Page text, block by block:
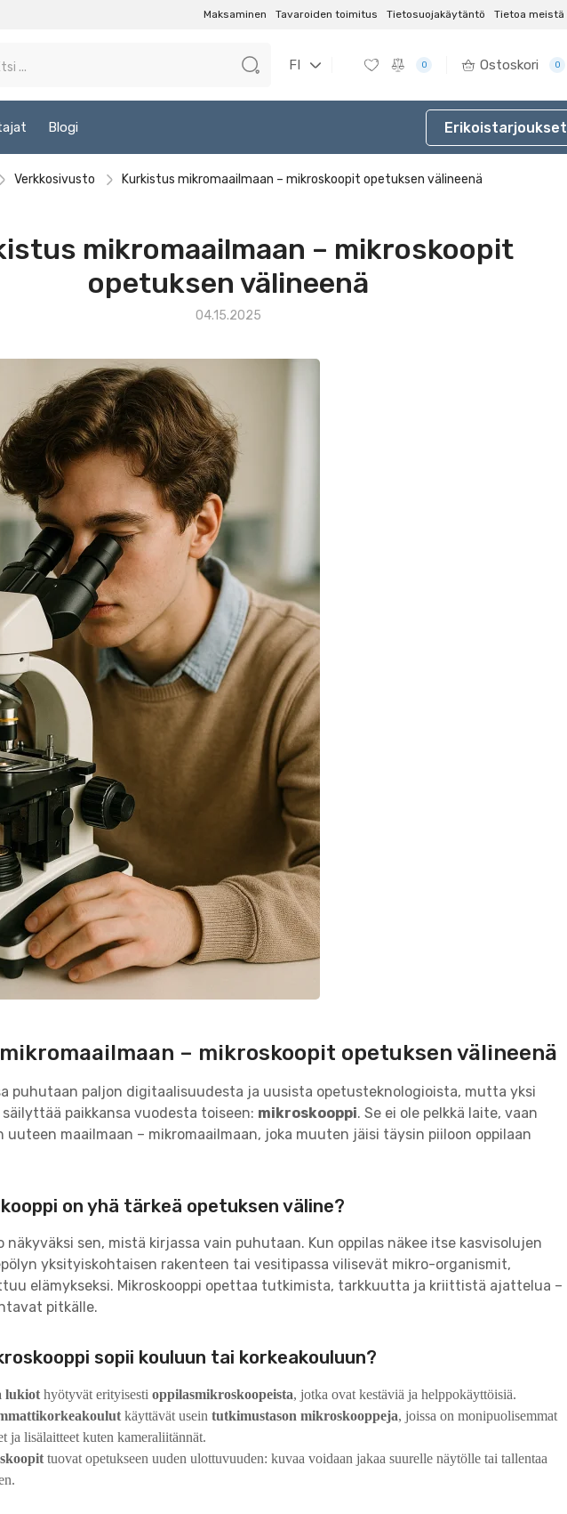
Maksaminen Tavaroiden toimitus Tietosuojakäytäntö Tietoa meistä
FI 0 Ostoskori 0
Blogi Erikoistarjoukset
Verkkosivusto Kurkistus mikromaailmaan – mikroskoopit opetuksen välineenä
mikromaailmaan – mikroskoopit
opetuksen välineenä
04.15.2025
– mikroskoopit opetuksen välineenä
puhutaan paljon digitaalisuudesta ja uusista opetusteknologioista, mutta yksi
paikkansa vuodesta toiseen: mikroskooppi. Se ei ole pelkkä laite, vaan
uuteen maailmaan – mikromaailmaan, joka muuten jäisi täysin piiloon oppilaan
on yhä tärkeä opetuksen väline?
näkyväksi sen, mistä kirjassa vain puhutaan. Kun oppilas näkee itse kasvisolujen
yksityiskohtaisen rakenteen tai vesitipassa vilisevät mikro-organismit,
elämykseksi. Mikroskooppi opettaa tutkimista, tarkkuutta ja kriittistä ajattelua –
pitkälle.
sopii kouluun tai korkeakouluun?
lukiothyötyvät erityisesti oppilasmikroskoopeista, jotka ovat kestäviä ja helppokäyttöisiä.
käyttävät usein tutkimustason mikroskooppeja, joissa on monipuolisemmat
ja lisälaitteet kuten kameraliitännät.
tuovat opetukseen uuden ulottuvuuden: kuvaa voidaan jakaa suurelle näytölle tai tallentaa